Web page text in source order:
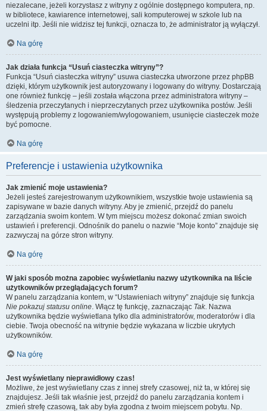
niezalecane, jeżeli korzystasz z witryny z ogólnie dostępnego komputera, np.
w bibliotece, kawiarence internetowej, sali komputerowej w szkole lub na
uczelni itp. Jeśli nie widzisz tej funkcji, oznacza to, że administrator ją wyłączył.
Na górę
Jak działa funkcja “Usuń ciasteczka witryny”?
Funkcja “Usuń ciasteczka witryny” usuwa ciasteczka utworzone przez phpBB
dzięki, którym użytkownik jest autoryzowany i logowany do witryny. Dostarczają
one również funkcję – jeśli została włączona przez administratora witryny –
śledzenia przeczytanych i nieprzeczytanych przez użytkownika postów. Jeśli
występują problemy z logowaniem/wylogowaniem, usunięcie ciasteczek może
być pomocne.
Na górę
Preferencje i ustawienia użytkownika
Jak zmienić moje ustawienia?
Jeżeli jesteś zarejestrowanym użytkownikiem, wszystkie twoje ustawienia są
zapisywane w bazie danych witryny. Aby je zmienić, przejdź do panelu
zarządzania swoim kontem. W tym miejscu możesz dokonać zmian swoich
ustawień i preferencji. Odnośnik do panelu o nazwie “Moje konto” znajduje się
zazwyczaj na górze stron witryny.
Na górę
W jaki sposób można zapobiec wyświetlaniu nazwy użytkownika na liście
użytkowników przeglądających forum?
W panelu zarządzania kontem, w “Ustawieniach witryny” znajduje się funkcja
Nie pokazuj statusu online. Włącz tę funkcję, zaznaczając Tak. Nazwa
użytkownika będzie wyświetlana tylko dla administratorów, moderatorów i dla
ciebie. Twoja obecność na witrynie będzie wykazana w liczbie ukrytych
użytkowników.
Na górę
Jest wyświetlany nieprawidłowy czas!
Możliwe, że jest wyświetlany czas z innej strefy czasowej, niż ta, w której się
znajdujesz. Jeśli tak właśnie jest, przejdź do panelu zarządzania kontem i
zmień strefę czasową, tak aby była zgodna z twoim miejscem pobytu. Np.